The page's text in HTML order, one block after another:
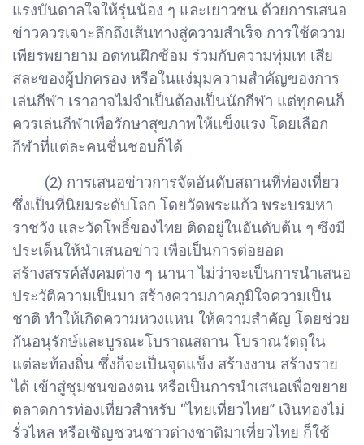
แรงบันดาลใจให้รุ่นน้อง ๆ และเยาวชน ด้วยการเสนอ
ข่าวควรเจาะลึกถึงเส้นทางสู่ความสำเร็จ การใช้ความ
เพียรพยายาม อดทนฝึกซ้อม ร่วมกับความทุ่มเท เสีย
สละของผู้ปกครอง หรือในแง่มุมความสำคัญของการ
เล่นกีฬา เราอาจไม่จำเป็นต้องเป็นนักกีฬา แต่ทุกคนก็
ควรเล่นกีฬาเพื่อรักษาสุขภาพให้แข็งแรง โดยเลือก
กีฬาที่แต่ละคนชื่นชอบก็ได้
(2) การเสนอข่าวการจัดอันดับสถานที่ท่องเที่ยว
ซึ่งเป็นที่นิยมระดับโลก โดยวัดพระแก้ว พระบรมหา
ราชวัง และวัดโพธิ์ของไทย ติดอยู่ในอันดับต้น ๆ ซึ่งมี
ประเด็นให้นำเสนอข่าว เพื่อเป็นการต่อยอด
สร้างสรรค์สังคมต่าง ๆ นานา ไม่ว่าจะเป็นการนำเสนอ
ประวัติความเป็นมา สร้างความภาคภูมิใจความเป็น
ชาติ ทำให้เกิดความหวงแหน ให้ความสำคัญ โดยช่วย
กันอนุรักษ์และบูรณะโบราณสถาน โบราณวัตถุใน
แต่ละท้องถิ่น ซึ่งก็จะเป็นจุดแข็ง สร้างงาน สร้างราย
ได้ เข้าสู่ชุมชนของตน หรือเป็นการนำเสนอเพื่อขยาย
ตลาดการท่องเที่ยวสำหรับ “ไทยเที่ยวไทย” เงินทองไม่
รั่วไหล หรือเชิญชวนชาวต่างชาติมาเที่ยวไทย ก็ใช้